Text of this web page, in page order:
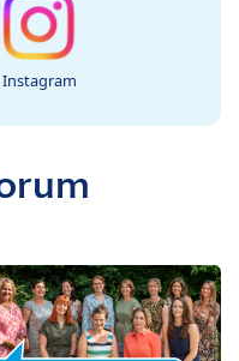
Instagram